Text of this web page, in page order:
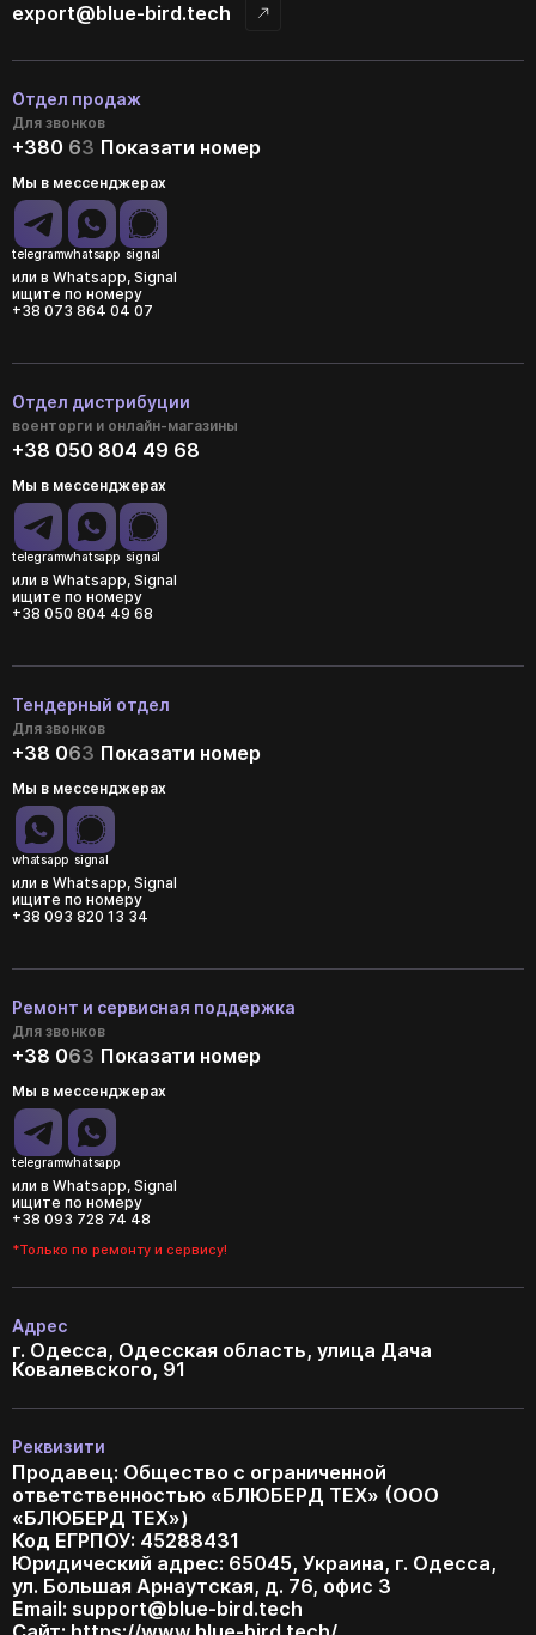
export@blue-bird.tech
Отдел продаж
Для звонков
+380 63 Показати номер
Мы в мессенджерах
telegramwhatsapp signal
или в Whatsapp, Signal
ищите по номеру
+38 073 864 04 07
Отдел дистрибуции
военторги и онлайн-магазины
+38 050 804 49 68
Мы в мессенджерах
telegramwhatsapp signal
или в Whatsapp, Signal
ищите по номеру
+38 050 804 49 68
Тендерный отдел
Для звонков
+38 063 Показати номер
Мы в мессенджерах
whatsapp signal
или в Whatsapp, Signal
ищите по номеру
+38 093 820 13 34
Ремонт и сервисная поддержка
Для звонков
+38 063 Показати номер
Мы в мессенджерах
telegramwhatsapp
или в Whatsapp, Signal
ищите по номеру
+38 093 728 74 48
*Только по ремонту и сервису!
Адрес
г. Одесса, Одесская область, улица Дача
Ковалевского, 91
Реквизити
Продавец: Общество с ограниченной
ответственностью «БЛЮБЕРД ТЕХ» (ООО
«БЛЮБЕРД ТЕХ»)
Код ЕГРПОУ: 45288431
Юридический адрес: 65045, Украина, г. Одесса,
ул. Большая Арнаутская, д. 76, офис 3
Email: support@blue-bird.tech